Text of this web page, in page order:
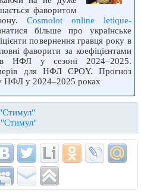
фаворитом
Cosmolot online letique-
більше про українське
повернення гравця року в
фаворити за коефіцієнтами
в НФЛ у сезоні 2024–2025.
для НФЛ CPOY. Прогноз
НФЛ у 2024–2025 роках